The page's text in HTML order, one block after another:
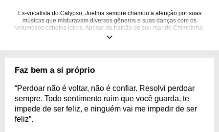
Ex-vocalista do Calypso, Joelma sempre chamou a atenção por suas
músicas que misturavam diversos gêneros e suas danças com os
volumosos cabelos loiros. Apesar da traição de seu marido Chimbinha,
que pôs fim à banda, Joelma não perdeu o rebolado e continua fazendo
Faz bem a si próprio
“Perdoar não é voltar, não é confiar. Resolvi perdoar
sempre. Todo sentimento ruim que você guarda, te
impede de ser feliz, e ninguém vai me impedir de ser
feliz”.